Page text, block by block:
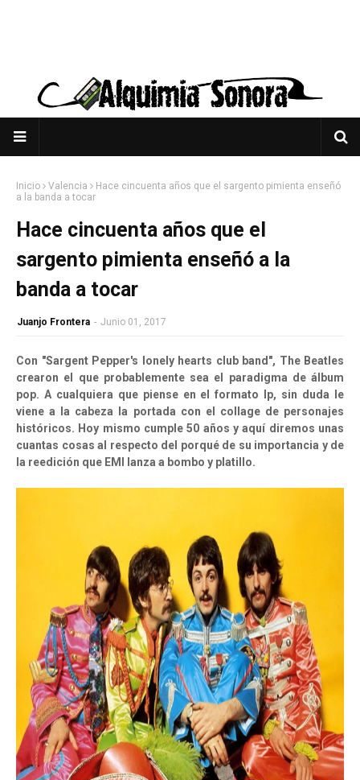
Inicio Valencia
Hace cincuenta años que el sargento pimienta enseñó
a la banda a tocar
Hace cincuenta años que el
sargento pimienta enseñó a la
banda a tocar
Juanjo Frontera - Junio 01, 2017
Con "Sargent Pepper's lonely hearts club band", The Beatles
crearon el que probablemente sea el paradigma de álbum
pop. A cualquiera que piense en el formato lp, sin duda le
viene a la cabeza la portada con el collage de personajes
históricos. Hoy mismo cumple 50 años y aquí diremos unas
cuantas cosas al respecto del porqué de su importancia y de
la reedición que EMI lanza a bombo y platillo.